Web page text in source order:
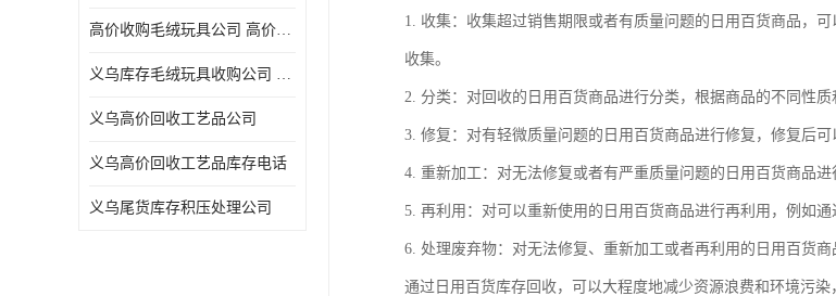
高价收购毛绒玩具公司 高价回收库存积压 回收库存 二手勿扰
义乌库存毛绒玩具收购公司 高价回收库存积压 义乌市永峰贸易商行
义乌高价回收工艺品公司
义乌高价回收工艺品库存电话
义乌尾货库存积压处理公司
1. 收集：收集超过销售期限或者有质量问题的日用百货商品，
收集。
2. 分类：对回收的日用百货商品进行分类，根据商品的不同性质
3. 修复：对有轻微质量问题的日用百货商品进行修复，修复后可
4. 重新加工：对无法修复或者有严重质量问题的日用百货商品
5. 再利用：对可以重新使用的日用百货商品进行再利用，例如
6. 处理废弃物：对无法修复、重新加工或者再利用的日用百货
通过日用百货库存回收，可以大程度地减少资源浪费和环境污